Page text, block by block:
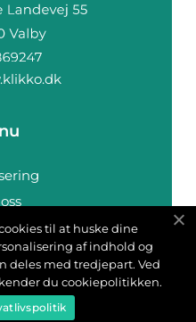
oss
til at huske dine
af indhold og
deles med tredjepart. Ved
du cookiepolitikken.